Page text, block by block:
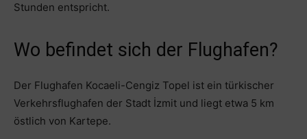
Stunden entspricht.
Wo befindet sich der Flughafen?
Der Flughafen Kocaeli-Cengiz Topel ist ein türkischer
Verkehrsflughafen der Stadt İzmit und liegt etwa 5 km
östlich von Kartepe.